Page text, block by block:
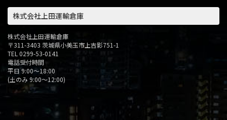
株式会社上田運輸倉庫
株式会社上田運輸倉庫
〒311-3403 茨城県小美玉市上吉影751-1
TEL 0299-53-0141
電話受付時間
平日 9:00〜18:00
(土のみ 9:00〜12:00)